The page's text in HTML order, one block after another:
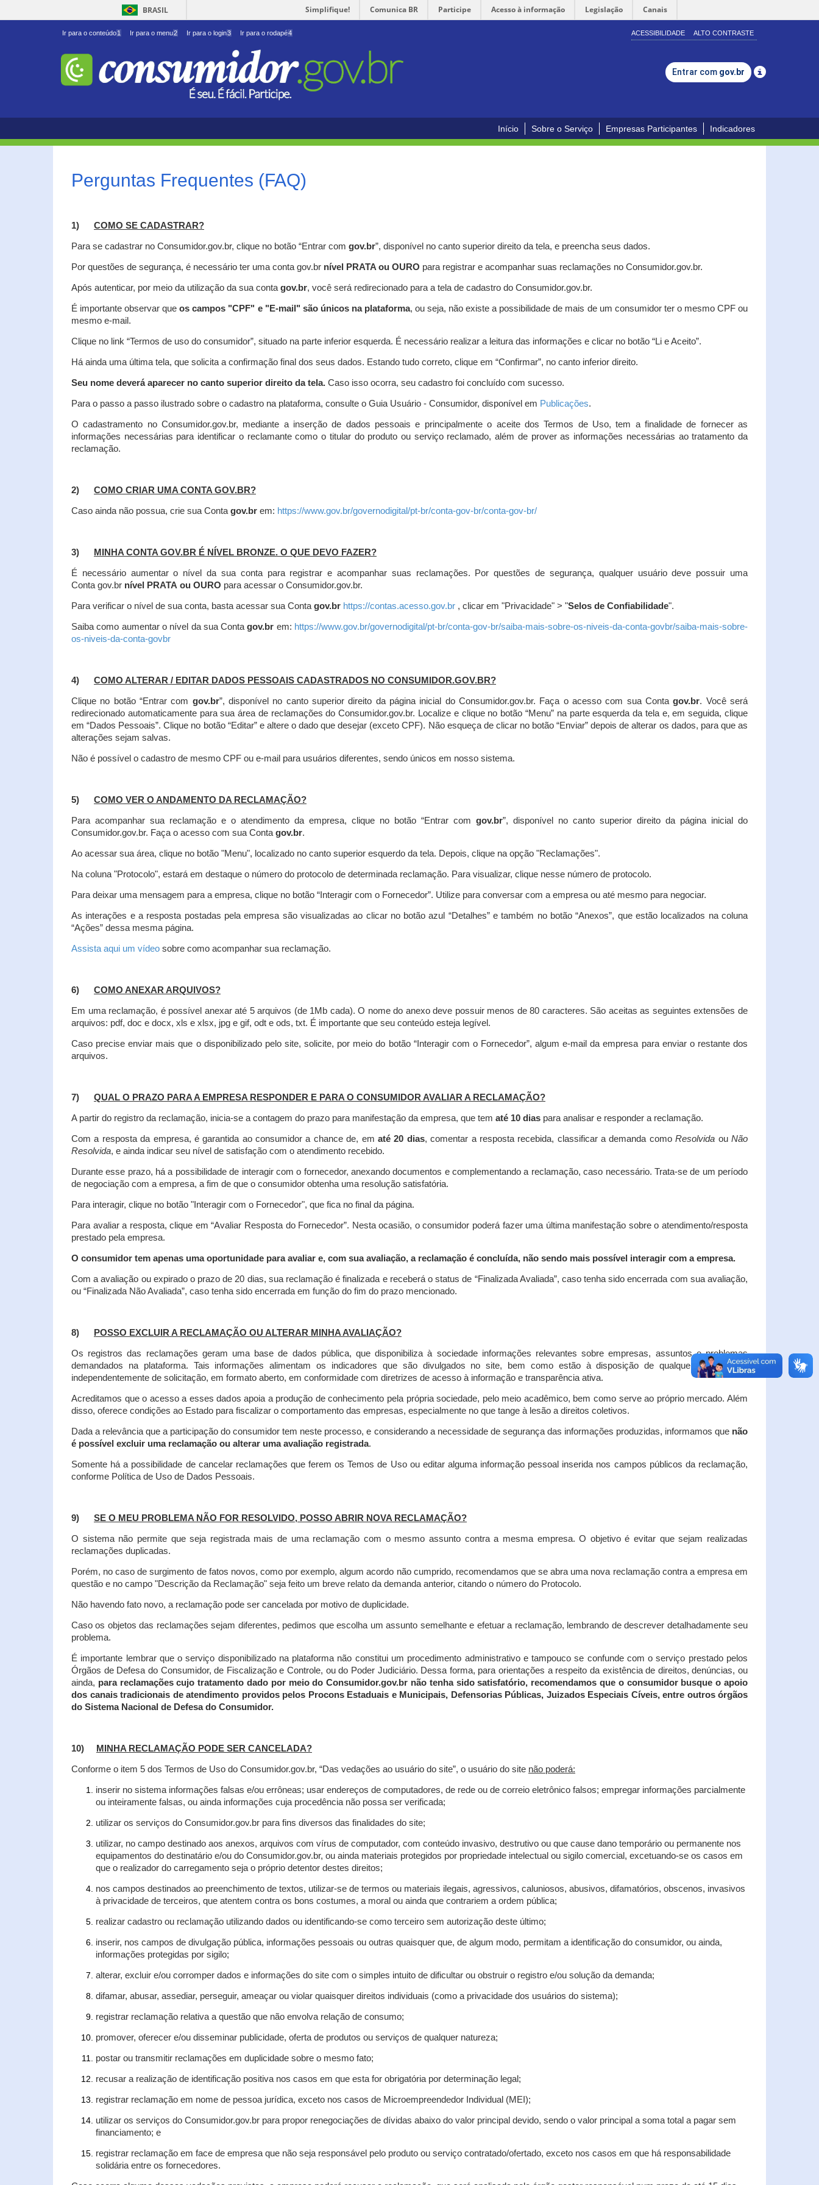
BRASIL Simplifique! Comunica BR Participe Acesso à informação Legislação Canais
Ir para o conteúdo1 Ir para o menu2 Ir para o login3 Ir para o rodapé4 ACESSIBILIDADE ALTO CONTRASTE
Entrar com gov.br
Início Sobre o Serviço Empresas Participantes Indicadores
Perguntas Frequentes (FAQ)
1) COMO SE CADASTRAR?
Para se cadastrar no Consumidor.gov.br, clique no botão “Entrar com gov.br”, disponível no canto superior direito da tela, e preencha seus dados.
Por questões de segurança, é necessário ter uma conta gov.br nível PRATA ou OURO para registrar e acompanhar suas reclamações no Consumidor.gov.br.
Após autenticar, por meio da utilização da sua conta gov.br, você será redirecionado para a tela de cadastro do Consumidor.gov.br.
É importante observar queos campos "CPF" e "E-mail" são únicos na plataforma, ou seja, não existe a possibilidade de mais de um consumidor ter o mesmo CPF ou
mesmo e-mail.
Clique no link “Termos de uso do consumidor”, situado na parte inferior esquerda. É necessário realizar a leitura das informações e clicar no botão “Li e Aceito”.
Há ainda uma última tela, que solicita a confirmação final dos seus dados. Estando tudo correto, clique em “Confirmar”, no canto inferior direito.
Seu nome deverá aparecer no canto superior direito da tela. Caso isso ocorra, seu cadastro foi concluído com sucesso.
Para o passo a passo ilustrado sobre o cadastro na plataforma, consulte o Guia Usuário - Consumidor, disponível em Publicações.
O cadastramento no Consumidor.gov.br, mediante a inserção de dados pessoais e principalmente o aceite dos Termos de Uso, tem a finalidade de fornecer as
informações necessárias para identificar o reclamante como o titular do produto ou serviço reclamado, além de prover as informações necessárias ao tratamento da
reclamação.
2) COMO CRIAR UMA CONTA GOV.BR?
Caso ainda não possua, crie sua Conta gov.br em: https://www.gov.br/governodigital/pt-br/conta-gov-br/conta-gov-br/
3) MINHA CONTA GOV.BR É NÍVEL BRONZE. O QUE DEVO FAZER?
É necessário aumentar o nível da sua conta para registrar e acompanhar suas reclamações. Por questões de segurança, qualquer usuário deve possuir uma
Conta gov.br nível PRATA ou OURO para acessar o Consumidor.gov.br.
Para verificar o nível de sua conta, basta acessar sua Conta gov.br https://contas.acesso.gov.br , clicar em "Privacidade" > "Selos de Confiabilidade".
Saiba como aumentar o nível da sua Contagov.br em: https://www.gov.br/governodigital/pt-br/conta-gov-br/saiba-mais-sobre-os-niveis-da-conta-govbr/saiba-mais-sobre-
os-niveis-da-conta-govbr
4) COMO ALTERAR / EDITAR DADOS PESSOAIS CADASTRADOS NO CONSUMIDOR.GOV.BR?
Clique no botão “Entrar com gov.br”, disponível no canto superior direito da página inicial do Consumidor.gov.br. Faça o acesso com sua Contagov.br. Você será
redirecionado automaticamente para sua área de reclamações do Consumidor.gov.br. Localize e clique no botão “Menu” na parte esquerda da tela e, em seguida, clique
em “Dados Pessoais”.Clique no botão “Editar” e altere o dado que desejar (exceto CPF). Não esqueça de clicar no botão “Enviar” depois de alterar os dados, para que as
alterações sejam salvas.
Não é possível o cadastro de mesmo CPF ou e-mail para usuários diferentes, sendo únicos em nosso sistema.
5) COMO VER O ANDAMENTO DA RECLAMAÇÃO?
Para acompanhar sua reclamação e o atendimento da empresa, clique no botão “Entrar com gov.br”, disponível no canto superior direito da página inicial do
Consumidor.gov.br. Faça o acesso com sua Conta gov.br.
Ao acessar sua área, clique no botão "Menu", localizado no canto superior esquerdo da tela. Depois, clique na opção "Reclamações".
Na coluna "Protocolo", estará em destaque o número do protocolo de determinada reclamação. Para visualizar, clique nesse número de protocolo.
Para deixar uma mensagem para a empresa, clique no botão “Interagir com o Fornecedor”. Utilize para conversar com a empresa ou até mesmo para negociar.
As interações e a resposta postadas pela empresa são visualizadas ao clicar no botão azul “Detalhes” e também no botão “Anexos”, que estão localizados na coluna
“Ações” dessa mesma página.
Assista aqui um vídeo sobre como acompanhar sua reclamação.
6) COMO ANEXAR ARQUIVOS?
Em uma reclamação, é possível anexar até 5 arquivos (de 1Mb cada). O nome do anexo deve possuir menos de 80 caracteres. São aceitas as seguintes extensões de
arquivos: pdf, doc e docx, xls e xlsx, jpg e gif, odt e ods, txt. É importante que seu conteúdo esteja legível.
Caso precise enviar mais que o disponibilizado pelo site, solicite, por meio do botão “Interagir com o Fornecedor”, algum e-mail da empresa para enviar o restante dos
arquivos.
7) QUAL O PRAZO PARA A EMPRESA RESPONDER E PARA O CONSUMIDOR AVALIAR A RECLAMAÇÃO?
A partir do registro da reclamação, inicia-se a contagem do prazo para manifestação da empresa, que tem até 10 dias para analisar e responder a reclamação.
Com a resposta da empresa, é garantida ao consumidor a chance de, em até 20 dias, comentar a resposta recebida, classificar a demanda comoResolvida ouNão
Resolvida, e ainda indicar seu nível de satisfação com o atendimento recebido.
Durante esse prazo, há a possibilidade de interagir com o fornecedor, anexando documentos e complementando a reclamação, caso necessário. Trata-se de um período
de negociação com a empresa, a fim de que o consumidor obtenha uma resolução satisfatória.
Para interagir, clique no botão "Interagir com o Fornecedor", que fica no final da página.
Para avaliar a resposta, clique em “Avaliar Resposta do Fornecedor”. Nesta ocasião, o consumidor poderá fazer uma última manifestação sobre o atendimento/resposta
prestado pela empresa.
O consumidor tem apenas uma oportunidade para avaliar e, com sua avaliação, a reclamação é concluída, não sendo mais possível interagir com a empresa.
Com a avaliação ou expirado o prazo de 20 dias, sua reclamação é finalizada e receberá o status de “Finalizada Avaliada”, caso tenha sido encerrada com sua avaliação,
ou “Finalizada Não Avaliada”, caso tenha sido encerrada em função do fim do prazo mencionado.
8) POSSO EXCLUIR A RECLAMAÇÃO OU ALTERAR MINHA AVALIAÇÃO?
Os registros das reclamações geram uma base de dados pública, que disponibiliza à sociedade informações relevantes sobre empresas, assuntos e problemas
demandados na plataforma. Tais informações alimentam os indicadores que são divulgados no site, bem como estão à disposição de qualquer interessado,
independentemente de solicitação, em formato aberto, em conformidade com diretrizes de acesso à informação e transparência ativa.
Acreditamos que o acesso a esses dados apoia a produção de conhecimento pela própria sociedade, pelo meio acadêmico, bem como serve ao próprio mercado. Além
disso, oferece condições ao Estado para fiscalizar o comportamento das empresas, especialmente no que tange à lesão a direitos coletivos.
Dada a relevância que a participação do consumidor tem neste processo, e considerando a necessidade de segurança das informações produzidas, informamos que não
é possível excluir uma reclamação ou alterar uma avaliação registrada.
Somente há a possibilidade de cancelar reclamações que ferem os Temos de Uso ou editar alguma informação pessoal inserida nos campos públicos da reclamação,
conforme Política de Uso de Dados Pessoais.
9) SE O MEU PROBLEMA NÃO FOR RESOLVIDO, POSSO ABRIR NOVA RECLAMAÇÃO?
O sistema não permite que seja registrada mais de uma reclamação com o mesmo assunto contra a mesma empresa. O objetivo é evitar que sejam realizadas
reclamações duplicadas.
Porém, no caso de surgimento de fatos novos, como por exemplo, algum acordo não cumprido, recomendamos que se abra uma nova reclamação contra a empresa em
questão e no campo "Descrição da Reclamação" seja feito um breve relato da demanda anterior, citando o número do Protocolo.
Não havendo fato novo, a reclamação pode ser cancelada por motivo de duplicidade.
Caso os objetos das reclamações sejam diferentes, pedimos que escolha um assunto semelhante e efetuar a reclamação, lembrando de descrever detalhadamente seu
problema.
É importante lembrar que o serviço disponibilizado na plataforma não constitui um procedimento administrativo e tampouco se confunde com o serviço prestado pelos
Órgãos de Defesa do Consumidor, de Fiscalização e Controle, ou do Poder Judiciário. Dessa forma, para orientações a respeito da existência de direitos, denúncias, ou
ainda, para reclamações cujo tratamento dado por meio do Consumidor.gov.br não tenha sido satisfatório, recomendamos que o consumidor busque o apoio
dos canais tradicionais de atendimento providos pelos Procons Estaduais e Municipais, Defensorias Públicas, Juizados Especiais Cíveis, entre outros órgãos
do Sistema Nacional de Defesa do Consumidor.
10) MINHA RECLAMAÇÃO PODE SER CANCELADA?
Conforme o item 5 dos Termos de Uso do Consumidor.gov.br, “Das vedações ao usuário do site”, o usuário do site não poderá:
inserir no sistema informações falsas e/ou errôneas; usar endereços de computadores, de rede ou de correio eletrônico falsos; empregar informações parcialmente
ou inteiramente falsas, ou ainda informações cuja procedência não possa ser verificada;
utilizar os serviços do Consumidor.gov.br para fins diversos das finalidades do site;
utilizar, no campo destinado aos anexos, arquivos com vírus de computador, com conteúdo invasivo, destrutivo ou que cause dano temporário ou permanente nos
equipamentos do destinatário e/ou do Consumidor.gov.br, ou ainda materiais protegidos por propriedade intelectual ou sigilo comercial, excetuando-se os casos em
que o realizador do carregamento seja o próprio detentor destes direitos;
nos campos destinados ao preenchimento de textos, utilizar-se de termos ou materiais ilegais, agressivos, caluniosos, abusivos, difamatórios, obscenos, invasivos
à privacidade de terceiros, que atentem contra os bons costumes, a moral ou ainda que contrariem a ordem pública;
realizar cadastro ou reclamação utilizando dados ou identificando-se como terceiro sem autorização deste último;
inserir, nos campos de divulgação pública, informações pessoais ou outras quaisquer que, de algum modo, permitam a identificação do consumidor, ou ainda,
informações protegidas por sigilo;
alterar, excluir e/ou corromper dados e informações do site com o simples intuito de dificultar ou obstruir o registro e/ou solução da demanda;
difamar, abusar, assediar, perseguir, ameaçar ou violar quaisquer direitos individuais (como a privacidade dos usuários do sistema);
registrar reclamação relativa a questão que não envolva relação de consumo;
promover, oferecer e/ou disseminar publicidade, oferta de produtos ou serviços de qualquer natureza;
postar ou transmitir reclamações em duplicidade sobre o mesmo fato;
recusar a realização de identificação positiva nos casos em que esta for obrigatória por determinação legal;
registrar reclamação em nome de pessoa jurídica, exceto nos casos de Microempreendedor Individual (MEI);
utilizar os serviços do Consumidor.gov.br para propor renegociações de dívidas abaixo do valor principal devido, sendo o valor principal a soma total a pagar sem
financiamento; e
registrar reclamação em face de empresa que não seja responsável pelo produto ou serviço contratado/ofertado, exceto nos casos em que há responsabilidade
solidária entre os fornecedores.